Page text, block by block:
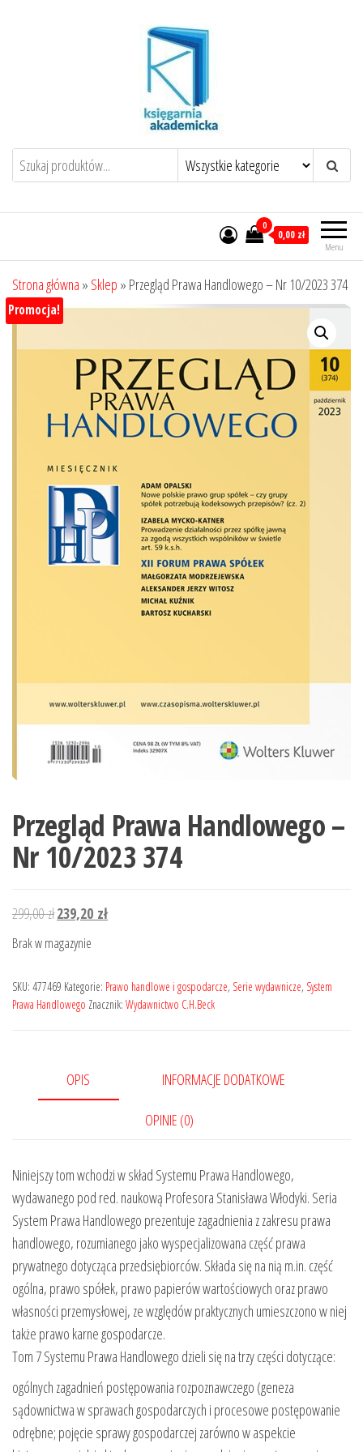
Menu
0
0,00 zł
Strona główna » Sklep » Przegląd Prawa Handlowego – Nr 10/2023 374
Promocja!
Przegląd Prawa Handlowego –
Nr 10/2023 374
299,00złPierwotna
wynosiła:
299,00 zł.
239,20 złAktualna
239,20 zł.
Brak w magazynie
SKU: 477469 Kategorie: Prawo handlowe i gospodarcze, Serie wydawnicze, System
Prawa Handlowego Znacznik: Wydawnictwo C.H.Beck
OPIS INFORMACJE DODATKOWE
OPINIE (0)
Niniejszy tom wchodzi w skład Systemu Prawa Handlowego,
wydawanego pod red. naukową Profesora Stanisława Włodyki. Seria
System Prawa Handlowego prezentuje zagadnienia z zakresu prawa
handlowego, rozumianego jako wyspecjalizowana część prawa
prywatnego dotycząca przedsiębiorców. Składa się na nią m.in. część
ogólna, prawo spółek, prawo papierów wartościowych oraz prawo
własności przemysłowej, ze względów praktycznych umieszczono w niej
także prawo karne gospodarcze.
Tom 7 Systemu Prawa Handlowego dzieli się na trzy części dotyczące:
ogólnych zagadnień postępowania rozpoznawczego (geneza
sądownictwa w sprawach gospodarczych i procesowe postępowanie
odrębne; pojęcie sprawy gospodarczej zarówno w aspekcie